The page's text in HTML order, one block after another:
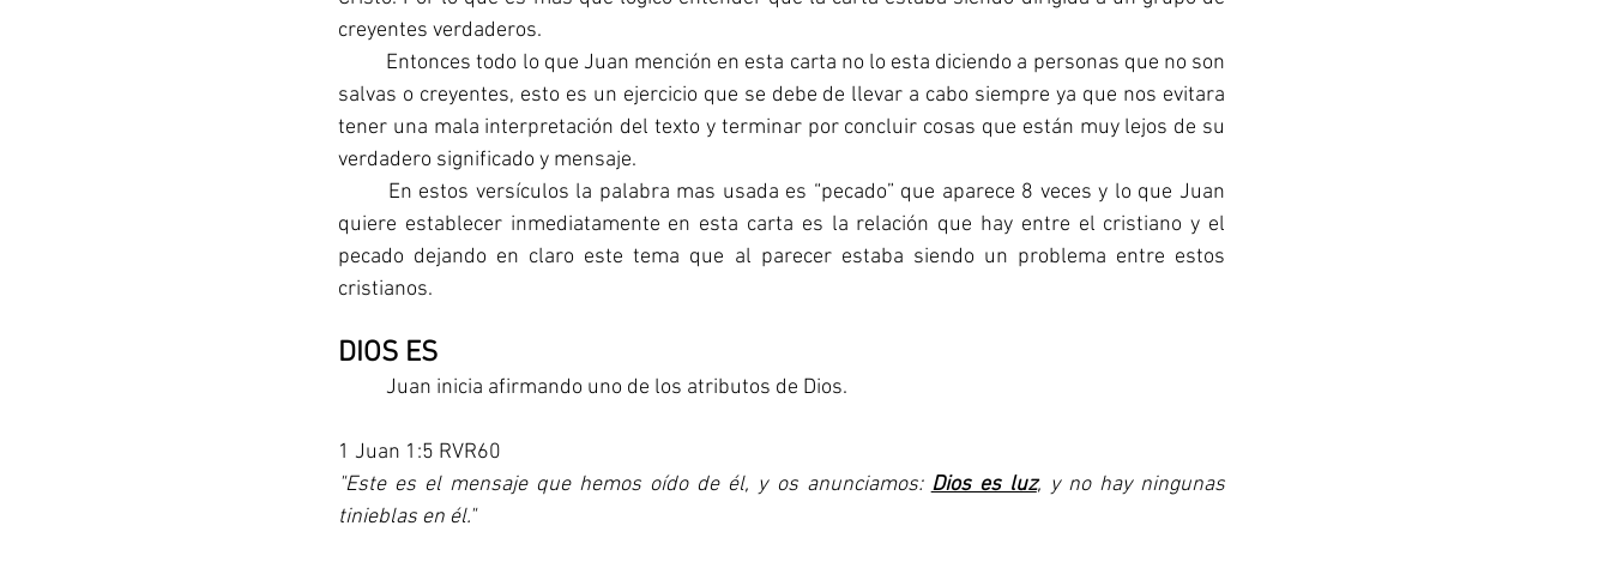
creyentes verdaderos.
salvas o creyentes, esto es un ejercicio que se debe de llevar a cabo siempre ya que nos evitara
tener una mala interpretación del texto y terminar por concluir cosas que están muy lejos de su
verdadero significado y mensaje.
quiere establecer inmediatamente en esta carta es la relación que hay entre el cristiano y el
pecado dejando en claro este tema que al parecer estaba siendo un problema entre estos
cristianos.
DIOS ES
	Juan inicia afirmando uno de los atributos de Dios.
1 Juan 1:5 RVR60
"Este es el mensaje que hemos oído de él, y os anunciamos: Dios es luz, y no hay ningunas
tinieblas en él."